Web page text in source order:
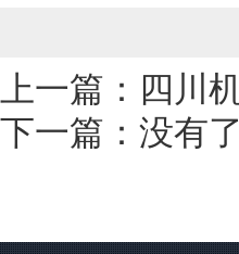
上一篇： 四川
下一篇：没有了